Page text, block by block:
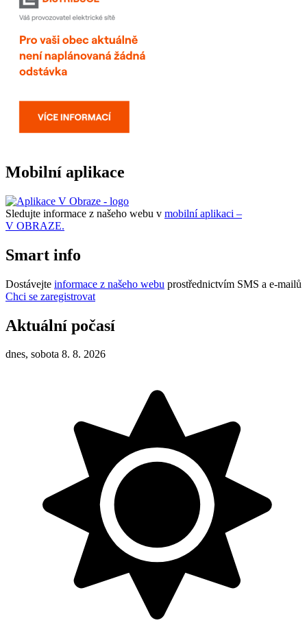
Mobilní aplikace
Sledujte informace z našeho webu v mobilní aplikaci –
V OBRAZE.
Smart info
Dostávejte informace z našeho webu prostřednictvím SMS a e-mailů
Chci se zaregistrovat
Aktuální počasí
dnes, sobota 8. 8. 2026